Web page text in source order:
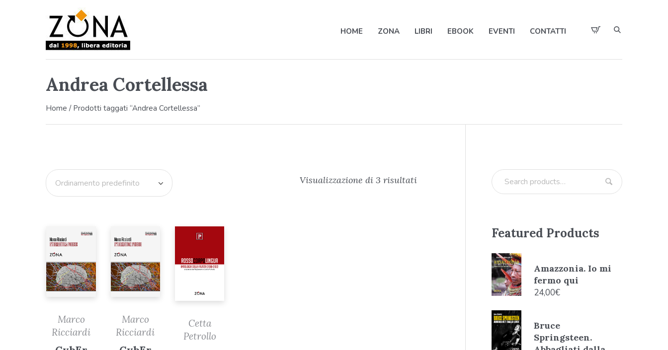
HOME ZONA LIBRI EBOOK EVENTI CONTATTI
Andrea Cortellessa
Home / Prodotti taggati “Andrea Cortellessa”
Visualizzazione di 3 risultati
Marco
Ricciardi
Marco
Ricciardi
Cetta
Petrollo
Featured Products
Amazzonia. Io mi
fermo qui
24,00€
Bruce
Springsteen.